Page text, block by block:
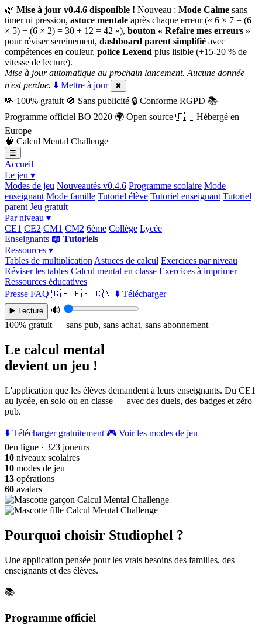
🌿 Mise à jour v0.4.6 disponible ! Nouveau : Mode Calme sans
timer ni pression, astuce mentale après chaque erreur (« 6 × 7 = (6
× 5) + (6 × 2) = 30 + 12 = 42 »), bouton « Refaire mes erreurs »
pour réviser sereinement, dashboard parent simplifié avec
compétences en couleur, police Lexend plus lisible (+15-20 % de
vitesse de lecture).
Mise à jour automatique au prochain lancement. Aucune donnée
n'est perdue. ⬇️ Mettre à jour ✖
💸 100% gratuit 🚫 Sans publicité 🔒 Conforme RGPD 📚
Programme officiel BO 2020 🌍 Open source 🇪🇺 Hébergé en
Europe
🧠 Calcul Mental Challenge
☰
Accueil
Le jeu ▾
Modes de jeu Nouveautés v0.4.6 Programme scolaire Mode
enseignant Mode famille Tutoriel élève Tutoriel enseignant Tutoriel
parent Jeu gratuit
Par niveau ▾
CE1 CE2 CM1 CM2 6ème Collège Lycée
Enseignants 📖 Tutoriels
Ressources ▾
Tables de multiplication Astuces de calcul Exercices par niveau
Réviser les tables Calcul mental en classe Exercices à imprimer
Ressources éducatives
Presse FAQ 🇬🇧 🇪🇸 🇨🇳 ⬇️ Télécharger
▶️ Lecture
🔊
100% gratuit — sans pub, sans achat, sans abonnement
Le calcul mental
devient un jeu !
L'application que les élèves demandent à leurs enseignants. Du CE1
au lycée, en solo ou en classe — avec des duels, des badges et zéro
pub.
⬇️ Télécharger gratuitement 🎮 Voir les modes de jeu
0en ligne · 323 joueurs
10 niveaux scolaires
10 modes de jeu
13 opérations
60 avatars
Pourquoi choisir Studiophel ?
Une application pensée pour les vrais besoins des familles, des
enseignants et des élèves.
📚
Programme officiel